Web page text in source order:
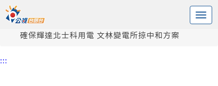
中央內容區塊
頭頁
確保輝達北士科用電 文林變電所掠中和方案
:::